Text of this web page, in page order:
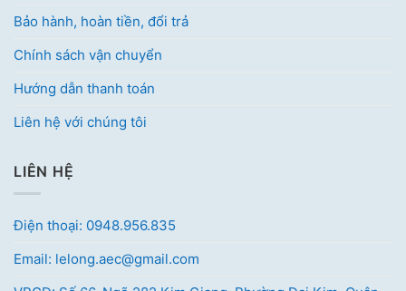
Bảo hành, hoàn tiền, đổi trả
Chính sách vận chuyển
Hướng dẫn thanh toán
Liên hệ với chúng tôi
LIÊN HỆ
Điện thoại: 0948.956.835
Email: lelong.aec@gmail.com